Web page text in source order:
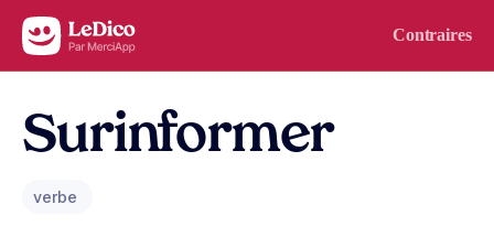
Aller au contenu Contraires
Surinformer
verbe